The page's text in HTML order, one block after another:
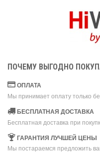
ПОЧЕМУ ВЫГОДНО
ОПЛАТА
Мы принимает оплату только
БЕСПЛАТНАЯ ДОСТАВКА
Бесплатная доставка при
ГАРАНТИЯ ЛУЧШЕЙ ЦЕНЫ
Мы постараемся предложить